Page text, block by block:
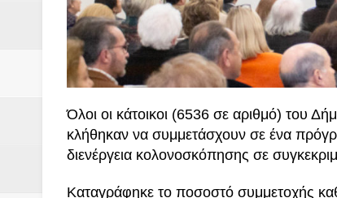
Όλοι οι κάτοικοι (6536 σε αριθμό) του
κλήθηκαν να συμμετάσχουν σε ένα
διενέργεια κολονοσκόπησης σε
Καταγράφηκε το ποσοστό συμμετοχής